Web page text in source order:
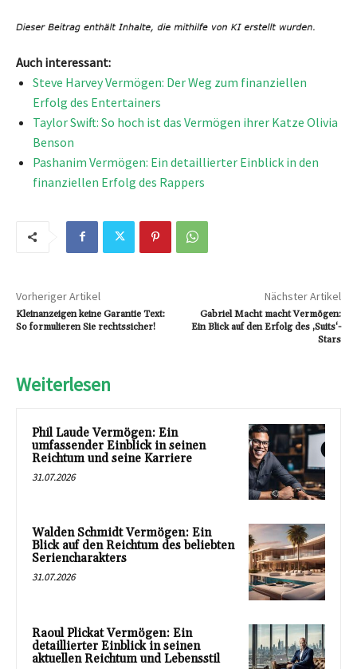
Auch interessant:
Steve Harvey Vermögen: Der Weg zum finanziellen
Erfolg des Entertainers
Taylor Swift: So hoch ist das Vermögen ihrer Katze Olivia
Benson
Pashanim Vermögen: Ein detaillierter Einblick in den
finanziellen Erfolg des Rappers
Vorheriger Artikel
Kleinanzeigen keine Garantie Text:
So formulieren Sie rechtssicher!
Nächster Artikel
Gabriel Macht macht Vermögen:
Ein Blick auf den Erfolg des ‚Suits‘-
Stars
Weiterlesen
Phil Laude Vermögen: Ein
umfassender Einblick in seinen
Reichtum und seine Karriere
31.07.2026
Walden Schmidt Vermögen: Ein
Blick auf den Reichtum des beliebten
Seriencharakters
31.07.2026
Raoul Plickat Vermögen: Ein
detaillierter Einblick in seinen
aktuellen Reichtum und Lebensstil